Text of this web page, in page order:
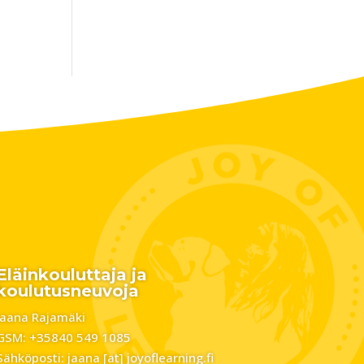
ja
Rajamäki
+35840 549 1085
jaana [at] joyoflearning.fi